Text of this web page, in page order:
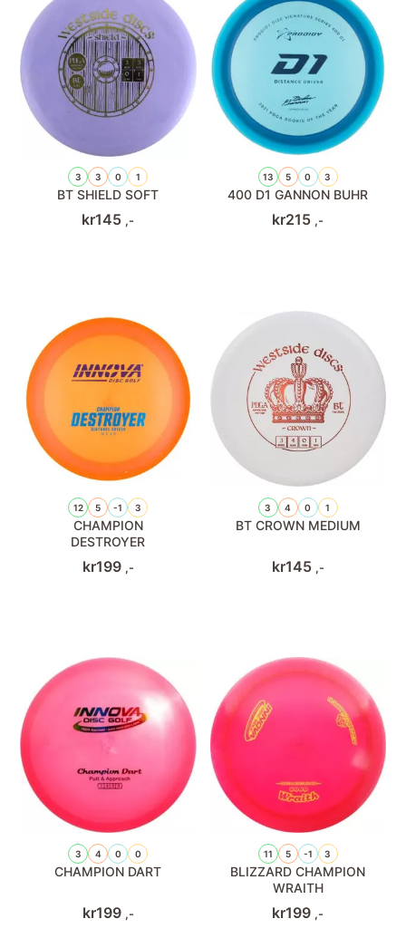
3 3 0 1
BT SHIELD SOFT
kr145 ,-
13 5 0 3
400 D1 GANNON BUHR
kr215 ,-
12 5 -1 3
CHAMPION
DESTROYER
kr199 ,-
3 4 0 1
BT CROWN MEDIUM
kr145 ,-
3 4 0 0
CHAMPION DART
kr199 ,-
11 5 -1 3
BLIZZARD CHAMPION
WRAITH
kr199 ,-